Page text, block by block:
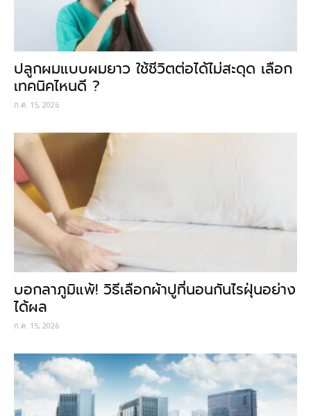
ปลูกผมแบบผมยาว ใช้ชีวิตต่อได้ไม่สะดุด เลือก
เทคนิคไหนดี ?
ก.ค. 15, 2026
บอกลาภูมิแพ้! วิธีเลือกผ้าปูที่นอนกันไรฝุ่นอย่าง
ได้ผล
ก.ค. 15, 2026